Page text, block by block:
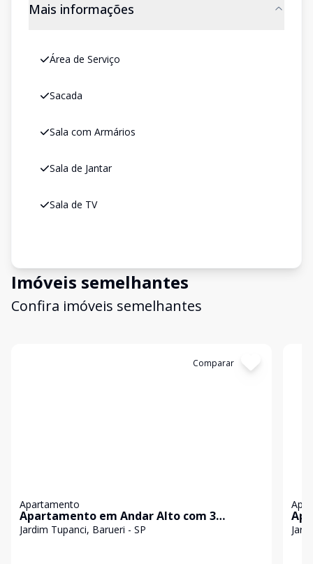
Mais informações
Área de Serviço
Sacada
Sala com Armários
Sala de Jantar
Sala de TV
Imóveis semelhantes
Confira imóveis semelhantes
Comparar
Apartamento
Apartamento em Andar Alto com 3
Dormitórios, Sacada e 2 Vagas
Jardim Tupanci, Barueri - SP
-